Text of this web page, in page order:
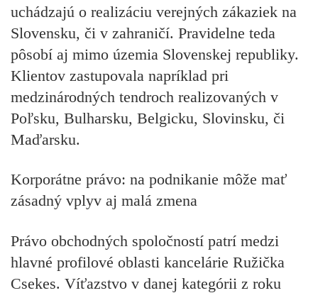
uchádzajú o realizáciu verejných zákaziek na
Slovensku, či v zahraničí. Pravidelne teda
pôsobí aj mimo územia Slovenskej republiky.
Klientov zastupovala napríklad pri
medzinárodných tendroch realizovaných v
Poľsku, Bulharsku, Belgicku, Slovinsku, či
Maďarsku.
Korporátne právo: na podnikanie môže mať
zásadný vplyv aj malá zmena
Právo obchodných spoločností patrí medzi
hlavné profilové oblasti kancelárie Ružička
Csekes. Víťazstvo v danej kategórii z roku